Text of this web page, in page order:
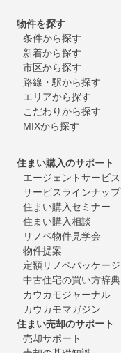
物件を探す
条件から探す
新着から探す
市区から探す
路線・駅から探す
エリアから探す
こだわりから探す
MIXから探す
住まい購入のサポート
エージェントサービス
サービスラインナップ
住まい購入セミナー
住まい購入相談
リノベ物件見学会
物件提案
定額リノベパッケージ
中古住宅の買い方辞典
カウカモジャーナル
カウカモマガジン
住まい売却のサポート
売却サポート